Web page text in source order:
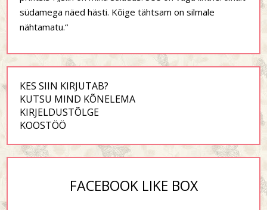
südamega näed hästi. Kõige tähtsam on silmale
nähtamatu.“
KES SIIN KIRJUTAB?
KUTSU MIND KÕNELEMA
KIRJELDUSTÕLGE
KOOSTÖÖ
FACEBOOK LIKE BOX